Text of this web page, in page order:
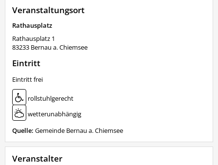
Veranstaltungsort
Rathausplatz
Rathausplatz 1
83233 Bernau a. Chiemsee
Eintritt
Eintritt frei
rollstuhlgerecht
wetterunabhängig
Quelle: Gemeinde Bernau a. Chiemsee
Veranstalter